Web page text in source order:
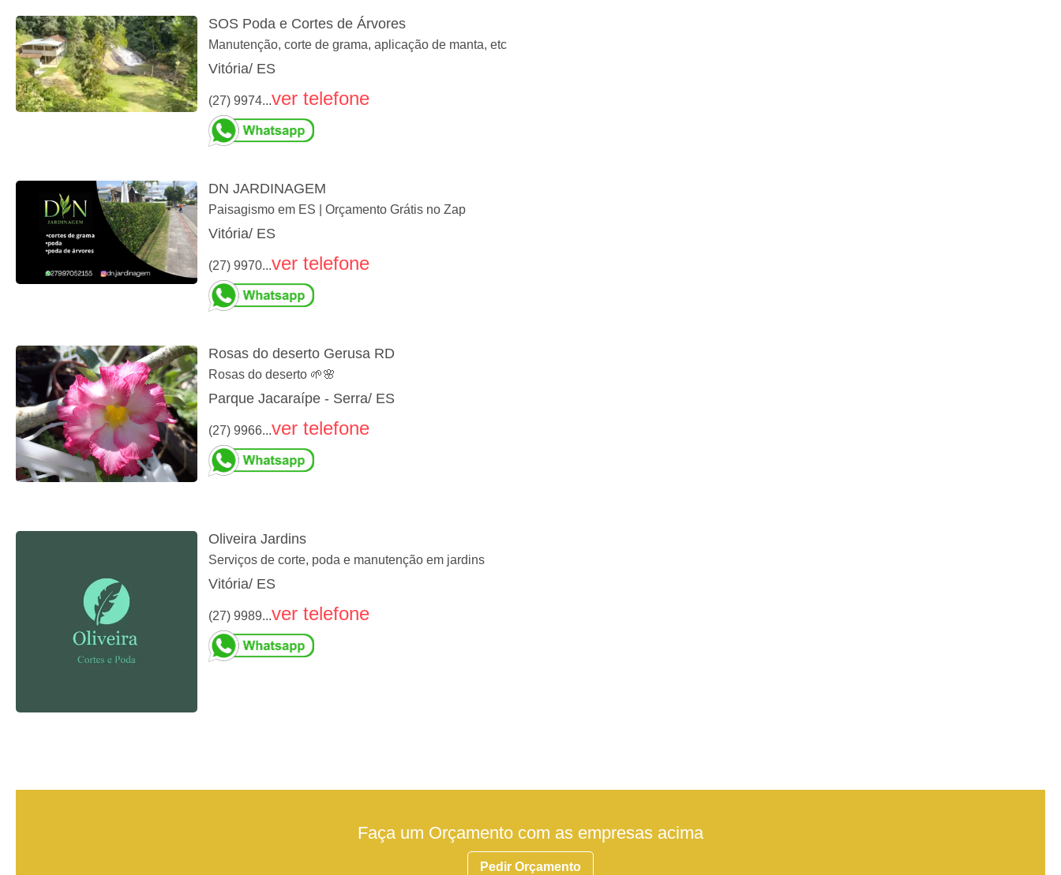
SOS Poda e Cortes de Árvores
Manutenção, corte de grama, aplicação de manta, etc
Vitória/ ES
(27) 9974...ver telefone
DN JARDINAGEM
Paisagismo em ES | Orçamento Grátis no Zap
Vitória/ ES
(27) 9970...ver telefone
Rosas do deserto Gerusa RD
Rosas do deserto 🌱🌸
Parque Jacaraípe - Serra/ ES
(27) 9966...ver telefone
Oliveira Jardins
Serviços de corte, poda e manutenção em jardins
Vitória/ ES
(27) 9989...ver telefone
Faça um Orçamento com as empresas acima
Pedir Orçamento